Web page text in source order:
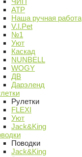
АТР
Наша ручная работа
V.I.Pet
№1
Уют
Каскад
NUNBELL
WOGY
ДВ
Дарэленд
Рулетки
FLEXI
Уют
Jack&King
Поводки
Jack&King